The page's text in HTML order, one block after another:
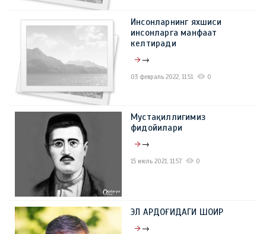
Инсонларнинг яхшиси
инсонларга манфаат
келтиради
→
03 февраль 2022, 11:51 0
Мустақиллигимиз
фидойилари
→
15 июль 2021, 11:57 0
ЭЛ АРДОҒИДАГИ ШОИР
→